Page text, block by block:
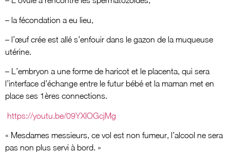
– la fécondation a eu lieu,
– l’œuf crée est allé s’enfouir dans le gazon de la muqueuse
utérine.
– L’embryon a une forme de haricot et le placenta, qui sera
l’interface d’échange entre le futur bébé et la maman met en
place ses 1ères connections.
https://youtu.be/09YXlOGcjMg
« Mesdames messieurs, ce vol est non fumeur, l’alcool ne sera
pas non plus servi à bord. »